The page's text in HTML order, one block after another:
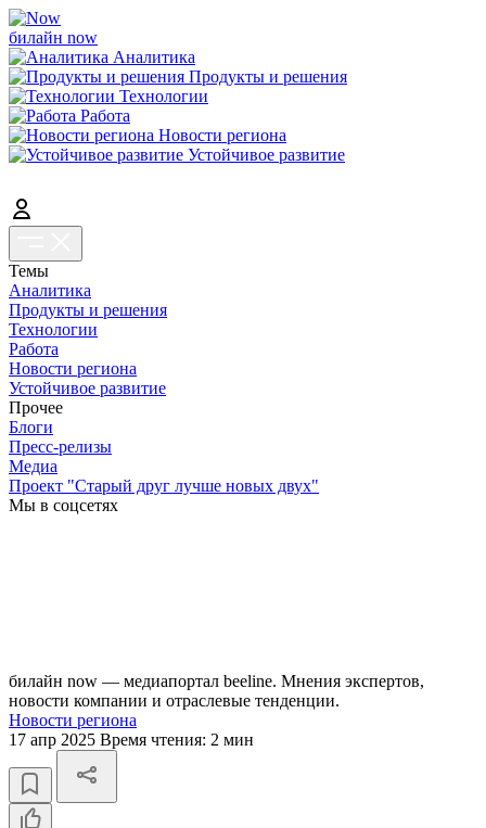
билайн now
Аналитика
Продукты и решения
Технологии
Работа
Новости региона
Устойчивое развитие
Темы
Аналитика
Продукты и решения
Технологии
Работа
Новости региона
Устойчивое развитие
Прочее
Блоги
Пресс-релизы
Медиа
Проект "Старый друг лучше новых двух"
Мы в соцсетях
билайн now — медиапортал beeline. Мнения экспертов,
новости компании и отраслевые тенденции.
Новости региона
17 апр 2025 Время чтения: 2 мин